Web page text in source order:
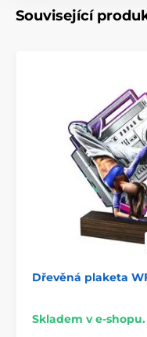
Související
Dřevěná plaketa
Skladem v e-shopu.